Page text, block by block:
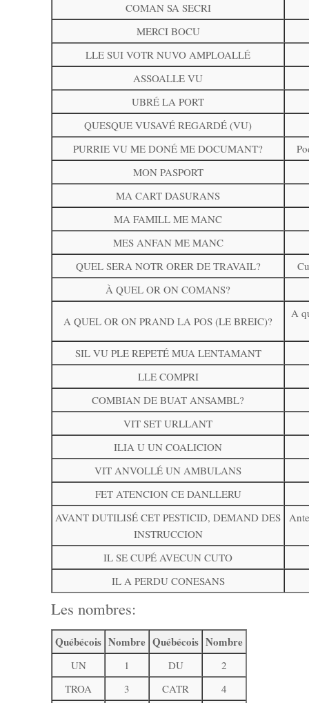
COMAN SA SECRI
MERCI BOCU
LLE SUI VOTR NUVO AMPLOALLÉ
ASSOALLE VU
UBRÉ LA PORT
QUESQUE VUSAVÉ REGARDÉ (VU)
PURRIE VU ME DONÉ ME DOCUMANT?
MON PASPORT
MA CART DASURANS
MA FAMILL ME MANC
MES ANFAN ME MANC
QUEL SERA NOTR ORER DE TRAVAIL?
À QUEL OR ON COMANS?
A QUEL OR ON PRAND LA POS (LE BREIC)?
A
SIL VU PLE REPETÉ MUA LENTAMANT
LLE COMPRI
COMBIAN DE BUAT ANSAMBL?
VIT SET URLLANT
ILIA U UN COALICION
VIT ANVOLLÉ UN AMBULANS
FET ATENCION CE DANLLERU
AVANT DUTILISÉ CET PESTICID, DEMAND DES
INSTRUCCION
IL SE CUPÉ AVECUN CUTO
IL A PERDU CONESANS
Les nombres:
Québécois Nombre Québécois Nombre
UN 1 DU
2
TROA
3 CATR 4